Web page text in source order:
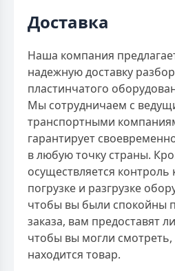
Доставка
Наша компания
надежную доставку
пластинчатого
Мы сотрудничаем с
транспортными
гарантирует
в любую точку страны.
осуществляется контроль
погрузке и разгрузке
чтобы вы были спокойны
заказа, вам предоставят
чтобы вы могли смотреть,
находится товар.